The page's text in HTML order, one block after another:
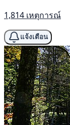
1,814 เหตุการณ์
แจ้งเตือน